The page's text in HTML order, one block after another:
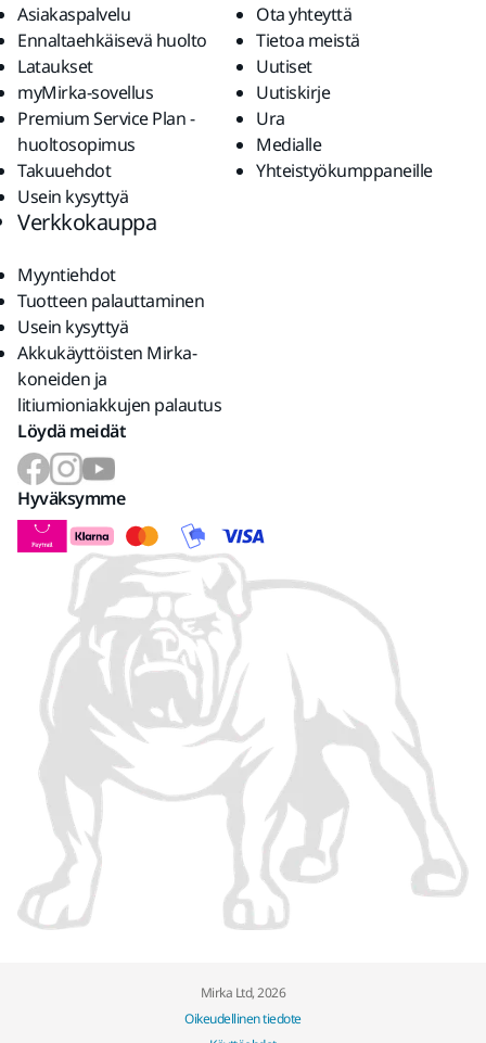
Asiakaspalvelu
Ennaltaehkäisevä huolto
Lataukset
myMirka-sovellus
Premium Service Plan -
huoltosopimus
Takuuehdot
Usein kysyttyä
Ota yhteyttä
Tietoa meistä
Uutiset
Uutiskirje
Ura
Medialle
Yhteistyökumppaneille
Verkkokauppa
Myyntiehdot
Tuotteen palauttaminen
Usein kysyttyä
Akkukäyttöisten Mirka-
koneiden ja
litiumioniakkujen palautus
Löydä meidät
Hyväksymme
Mirka Ltd, 2026
Oikeudellinen tiedote